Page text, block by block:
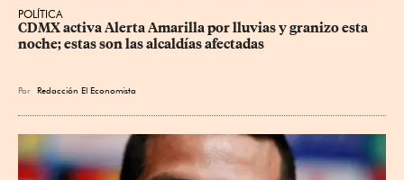
POLÍTICA
CDMX activa Alerta Amarilla por lluvias y granizo esta
noche; estas son las alcaldías afectadas
Por Redacción El Economista